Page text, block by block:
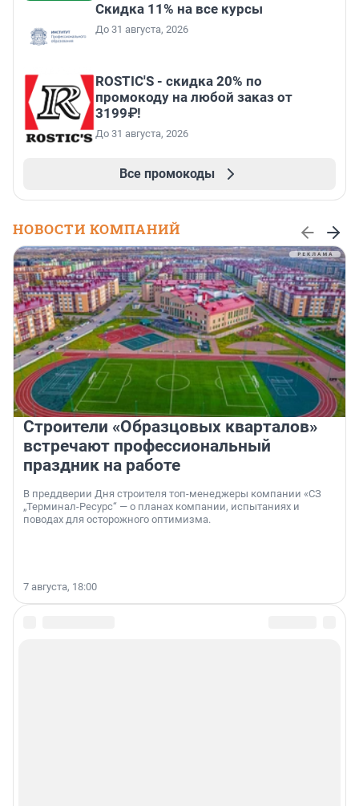
Скидка 11% на все курсы
До 31 августа, 2026
ROSTIC'S - скидка 20% по
промокоду на любой заказ от
3199₽!
До 31 августа, 2026
Все промокоды
НОВОСТИ КОМПАНИЙ
Строители «Образцовых кварталов»
встречают профессиональный
праздник на работе
В преддверии Дня строителя топ-менеджеры компании «СЗ
„Терминал-Ресурс“ — о планах компании, испытаниях и
поводах для осторожного оптимизма.
7 августа, 18:00